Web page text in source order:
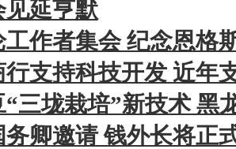
延亨默
作者集会 纪念恩格
行支持科技开发 近年
三垅栽培”新技术 黑
务卿邀请 钱外长将正